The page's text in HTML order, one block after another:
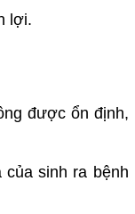
lợi.
được ổn định,
của sinh ra bệnh